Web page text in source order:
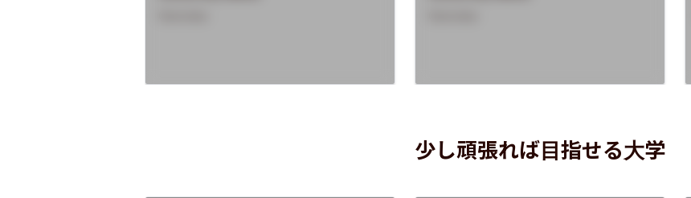
少し頑張れば目指せる大学